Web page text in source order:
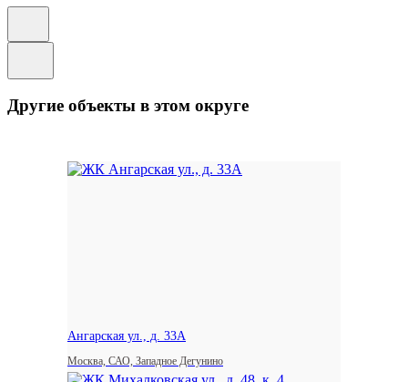
Другие объекты в этом округе
Ангарская ул., д. 33А
Москва, САО, Западное Дегунино